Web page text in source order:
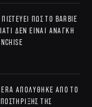
πως το Barbie
δεν είναι ανάγκη
απολύθηκε από το
της